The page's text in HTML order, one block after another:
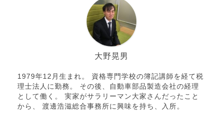
大野晃男
1979年12月生まれ。 資格専門学校の簿記講師を経て税
理士法人に勤務。 その後、自動車部品製造会社の経理
として働く。 実家がサラリーマン大家さんだったこと
から、 渡邊浩滋総合事務所に興味を持ち、入所。